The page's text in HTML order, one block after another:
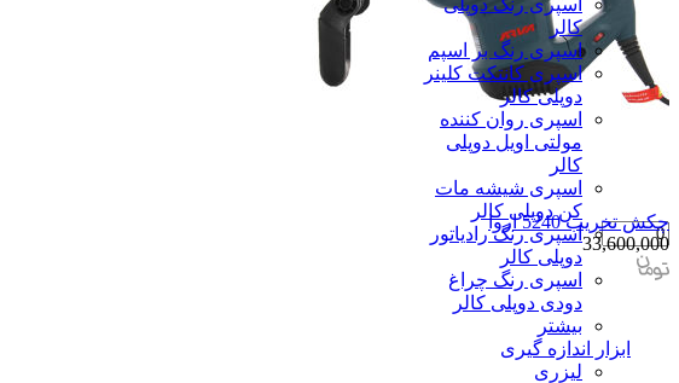
اسپری رنگ دوپلی
کالر
اسپری رنگ بر اسپم
اسپری کانتکت کلینر
دوپلی کالر
اسپری روان کننده
مولتی اویل دوپلی
کالر
اسپری شیشه مات
کن دوپلی کالر
اسپری رنگ رادیاتور
دوپلی کالر
اسپری رنگ چراغ
دودی دوپلی کالر
بیشتر
ابزار اندازه گیری
لیزری
چکش تخریب 5240 اروا
33,600,000